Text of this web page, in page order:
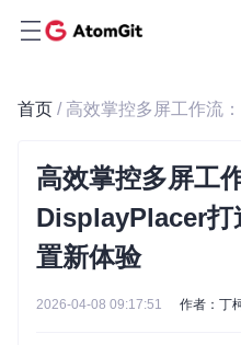
首页
高效掌控多屏工
DisplayPlacer打
置新体验
2026-04-08 09:17:51 作者：丁